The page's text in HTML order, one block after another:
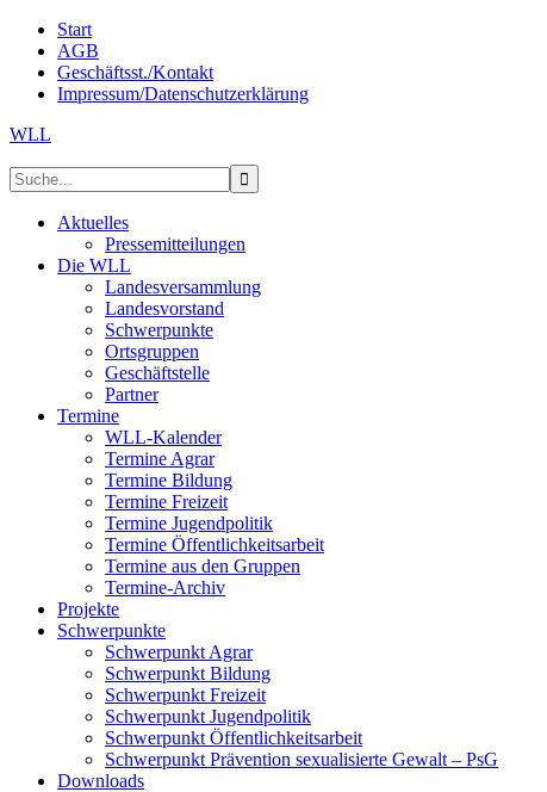
Start
AGB
Geschäftsst./Kontakt
Impressum/Datenschutzerklärung
WLL
Aktuelles
Pressemitteilungen
Die WLL
Landesversammlung
Landesvorstand
Schwerpunkte
Ortsgruppen
Geschäftstelle
Partner
Termine
WLL-Kalender
Termine Agrar
Termine Bildung
Termine Freizeit
Termine Jugendpolitik
Termine Öffentlichkeitsarbeit
Termine aus den Gruppen
Termine-Archiv
Projekte
Schwerpunkte
Schwerpunkt Agrar
Schwerpunkt Bildung
Schwerpunkt Freizeit
Schwerpunkt Jugendpolitik
Schwerpunkt Öffentlichkeitsarbeit
Schwerpunkt Prävention sexualisierte Gewalt – PsG
Downloads